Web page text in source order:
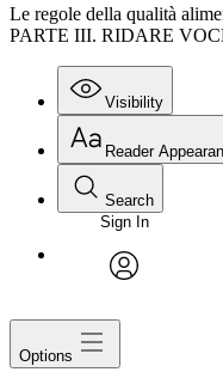
Le regole della qualità
PARTE III. RIDARE
Visibility
Reader
Search
Sign In
Options